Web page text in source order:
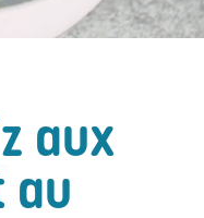
aux
au